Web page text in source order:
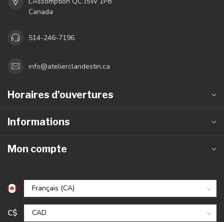
Canada
514-246-7196
info@atelierclandestin.ca
Horaires d'ouvertures
Informations
Mon compte
C$